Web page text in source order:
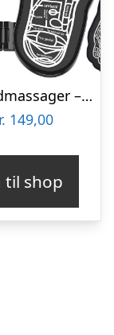
EMS fodmassager – Elektrostimulator
149,00
til shop